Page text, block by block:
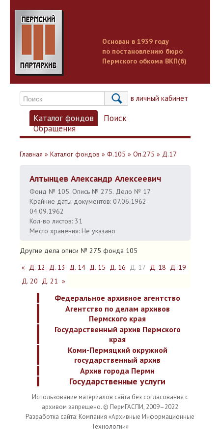
Основан в 1939 году
по постановлению бюро
Пермского обкома ВКП(б)
Вход в личный кабинет
Каталог фондов
Поиск
Обращения
Главная » Каталог фондов » Ф.105 » Оп.275 » Д.17
Алтынцев Александр Алексеевич
Фонд № 105. Опись № 275. Дело № 17
Крайние даты документов: 07.06.1962-
04.09.1962
Кол-во листов: 31
Место хранения: Не указано
Другие дела описи № 275 фонда 105
« Д. 12 Д. 13 Д. 14 Д. 15 Д. 16 Д. 17 Д. 18 Д. 19
Д. 20 Д. 21 »
Федеральное архивное агентство
Агентство по делам архивов
Пермского края
Государственный архив Пермского
края
Коми-Пермяцкий окружной
государственный архив
Архив города Перми
Государственные услуги
Использование материалов сайта без согласования с
архивом запрещено. © ПермГАСПИ, 2009–2022
Разработка сайта: Компания «Архивные Информационные
Технологии»